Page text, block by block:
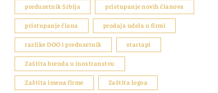
preduzetnik Srbija pristupanje novih članova
pristupanje člana prodaja udela u firmi
razlike DOO i preduzetnik startapi
Zaštita brenda u inostranstvu
Zaštita imena firme Zaštita logoa